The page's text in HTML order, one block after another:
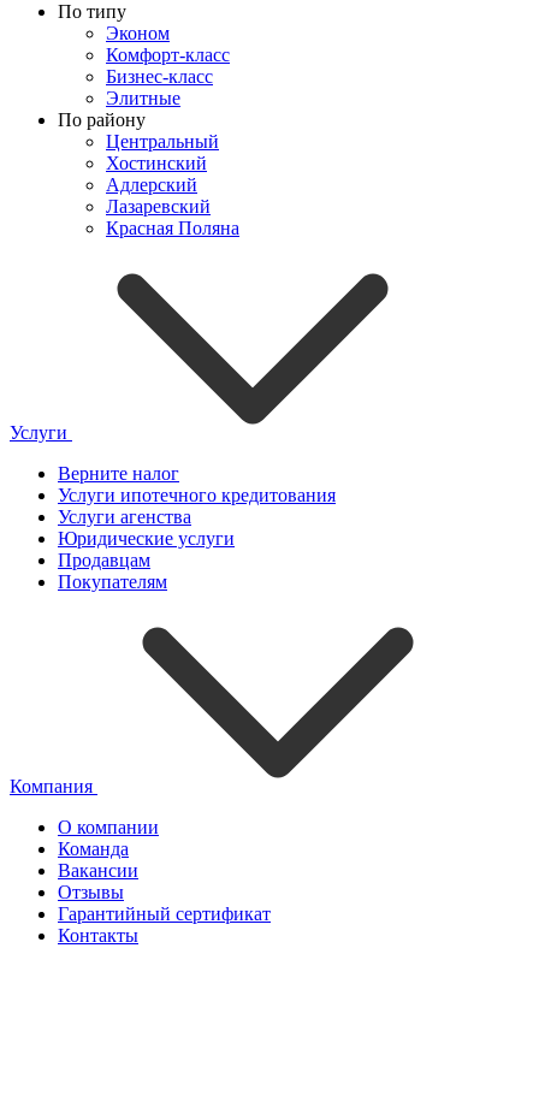
По типу
Эконом
Комфорт-класс
Бизнес-класс
Элитные
По району
Центральный
Хостинский
Адлерский
Лазаревский
Красная Поляна
Услуги
Верните налог
Услуги ипотечного кредитования
Услуги агенства
Юридические услуги
Продавцам
Покупателям
Компания
О компании
Команда
Вакансии
Отзывы
Гарантийный сертификат
Контакты